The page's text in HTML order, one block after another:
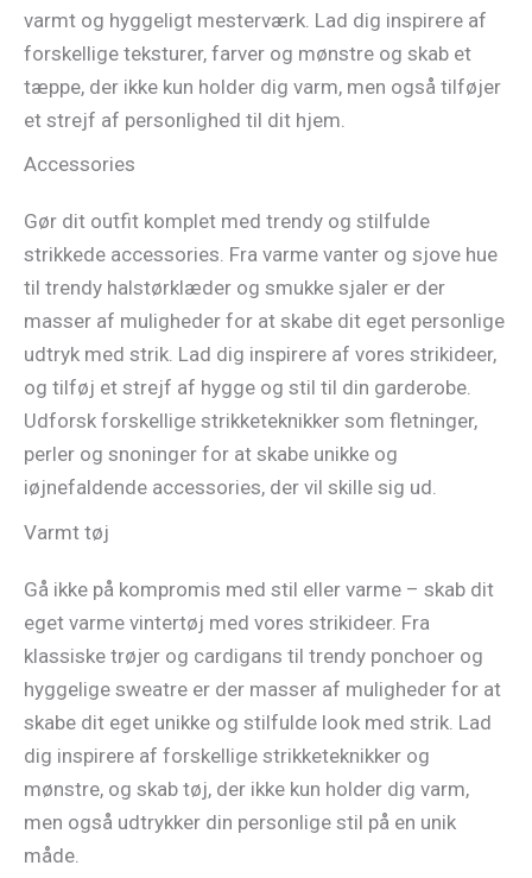
varmt og hyggeligt mesterværk. Lad dig inspirere af
forskellige teksturer, farver og mønstre og skab et
tæppe, der ikke kun holder dig varm, men også tilføjer
et strejf af personlighed til dit hjem.
Accessories
Gør dit outfit komplet med trendy og stilfulde
strikkede accessories. Fra varme vanter og sjove hue
til trendy halstørklæder og smukke sjaler er der
masser af muligheder for at skabe dit eget personlige
udtryk med strik. Lad dig inspirere af vores strikideer,
og tilføj et strejf af hygge og stil til din garderobe.
Udforsk forskellige strikketeknikker som fletninger,
perler og snoninger for at skabe unikke og
iøjnefaldende accessories, der vil skille sig ud.
Varmt tøj
Gå ikke på kompromis med stil eller varme – skab dit
eget varme vintertøj med vores strikideer. Fra
klassiske trøjer og cardigans til trendy ponchoer og
hyggelige sweatre er der masser af muligheder for at
skabe dit eget unikke og stilfulde look med strik. Lad
dig inspirere af forskellige strikketeknikker og
mønstre, og skab tøj, der ikke kun holder dig varm,
men også udtrykker din personlige stil på en unik
måde.